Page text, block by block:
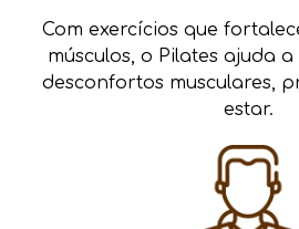
Com exercícios que
músculos, o Pilates ajuda
desconfortos musculares,
estar.